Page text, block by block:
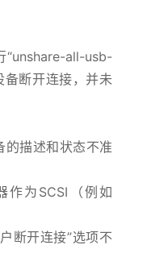
“unshare-all-usb-
备断开连接，并未
的描述和状态不准
作为SCSI（例如
断开连接”选项不